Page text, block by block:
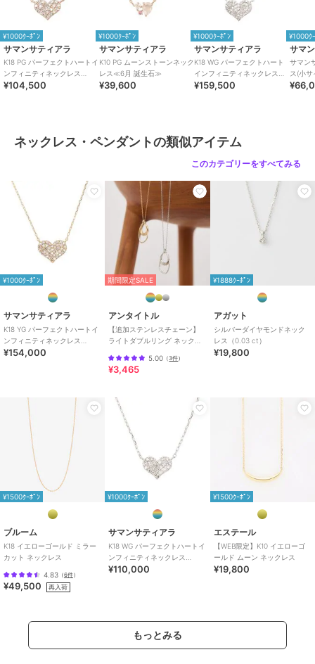
¥1000ｸｰﾎﾟﾝ
サマンサティアラ
K18 PG パーフェクトハートイ
ンフィニティネックレス
（小）
¥104,500
¥1000ｸｰﾎﾟﾝ
サマンサティアラ
K10 PG ムーンストーンネック
レス≪6月 誕生石≫
¥39,600
¥1000ｸｰﾎﾟﾝ
サマンサティアラ
K18 WG パーフェクトハート
インフィニティネックレス
（中）
¥159,500
¥1000ｸ
サマ
サマン
ス(小サ
ネックレス・ペンダントの類似アイテム
このカテゴリーをすべてみる
¥1000ｸｰﾎﾟﾝ
サマンサティアラ
K18 YG パーフェクトハートイ
ンフィニティネックレス
（中）
¥154,000
期間限定SALE
アンタイトル
【追加ステンレスチェーン】
ライトダブルリング ネックレ
5.00 （3件）
¥3,465
¥1888ｸｰﾎﾟﾝ
アガット
シルバーダイヤモンドネック
レス（0.03 ct）
¥19,800
¥1500ｸｰﾎﾟﾝ
ブルーム
K18 イエローゴールド ミラー
カット ネックレス
4.83 （6件）
¥49,500 再入荷
¥1000ｸｰﾎﾟﾝ
サマンサティアラ
K18 WG パーフェクトハートイ
ンフィニティネックレス
（小）
¥110,000
¥1500ｸｰﾎﾟﾝ
エステール
【WEB限定】K10 イエローゴ
ールド ムーン ネックレス
¥19,800
もっとみる